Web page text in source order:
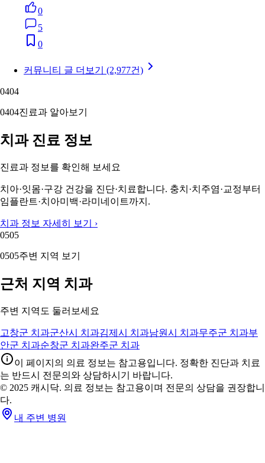
0
5
0
커뮤니티 글 더보기 (2,977건)
0404
0404진료과 알아보기
치과 진료 정보
진료과 정보를 확인해 보세요
치아·잇몸·구강 건강을 진단·치료합니다. 충치·치주염·교정부터
임플란트·치아미백·라미네이트까지.
치과 정보 자세히 보기 ›
0505
0505주변 지역 보기
근처 지역 치과
주변 지역도 둘러보세요
고창군 치과군산시 치과김제시 치과남원시 치과무주군 치과부
안군 치과순창군 치과완주군 치과
이 페이지의 의료 정보는 참고용입니다. 정확한 진단과 치료
는 반드시 전문의와 상담하시기 바랍니다.
© 2025 캐시닥. 의료 정보는 참고용이며 전문의 상담을 권장합니
다.
내 주변 병원